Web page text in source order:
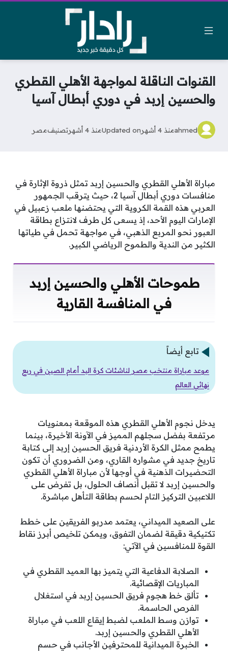
القنوات الناقلة لمواجهة الأهلي القطري
والحسين إربد في دوري أبطال آسيا
ahmedمنذ 4 أشهر Updated onمنذ 4 أشهر تصنيفمصر
مباراة الأهلي القطري والحسين إربد تمثل ذروة الإثارة في
منافسات دوري أبطال آسيا 2، حيث يترقب الجمهور
العربي هذه القمة الكروية التي يحتضنها ملعب زعبيل في
الإمارات اليوم الأحد، إذ يسعى كل طرف لانتزاع بطاقة
العبور نحو المربع الذهبي، في مواجهة تحمل في طياتها
الكثير من الندية والطموح الرياضي الكبير.
طموحات الأهلي والحسين إربد
في المنافسة القارية
تابع أيضاً
موعد مباراة منتخب مصر لناشئات كرة اليد أمام الصين في ربع
نهائي العالم
يدخل نجوم الأهلي القطري هذه الموقعة بمعنويات
مرتفعة بفضل سجلهم المميز في الآونة الأخيرة، بينما
يطمح ممثل الكرة الأردنية فريق الحسين إربد إلى كتابة
تاريخ جديد في مشواره القاري، ومن الضروري أن تكون
التحضيرات الذهنية في أوجها لأن مباراة الأهلي القطري
والحسين إربد لا تقبل أنصاف الحلول، بل تفرض على
اللاعبين التركيز التام لحسم بطاقة التأهل مباشرة.
على الصعيد الميداني، يعتمد مدربو الفريقين على خطط
تكتيكية دقيقة لضمان التفوق، ويمكن تلخيص أبرز نقاط
القوة للمنافسين في الآتي:
الصلابة الدفاعية التي يتميز بها العميد القطري في
المباريات الإقصائية.
تألق خط هجوم فريق الحسين إربد في استغلال
الفرص الحاسمة.
توازن وسط الملعب لضبط إيقاع اللعب في مباراة
الأهلي القطري والحسين إربد.
الخبرة الميدانية للمحترفين الأجانب في حسم